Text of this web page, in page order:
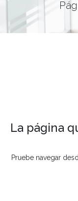
La página
Pruebe navegar